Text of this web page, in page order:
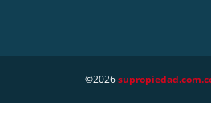
©2026